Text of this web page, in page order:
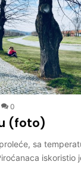
0
(foto)
sa
iskoristio